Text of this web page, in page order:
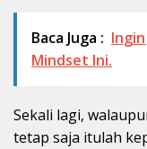
Baca Juga :
Mindset Ini.
Sekali lagi,
tetap saja itulah